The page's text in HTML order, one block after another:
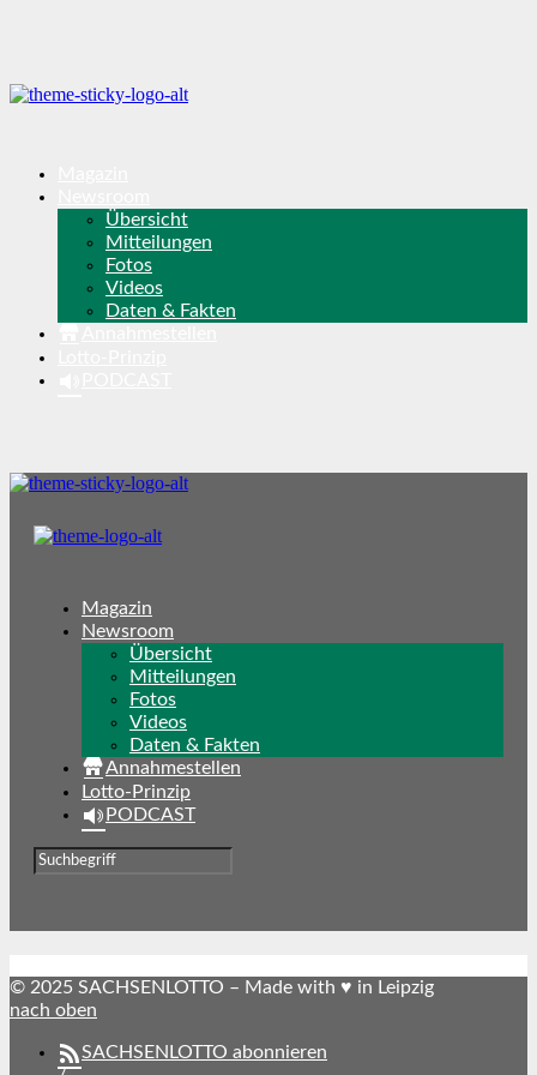
Übersicht
Mitteilungen
Fotos
Videos
Daten & Fakten
Magazin
Newsroom
Übersicht
Mitteilungen
Fotos
Videos
Daten & Fakten
Annahmestellen
Lotto-Prinzip
PODCAST
© 2025 SACHSENLOTTO – Made with ♥ in Leipzig
nach oben
SACHSENLOTTO abonnieren